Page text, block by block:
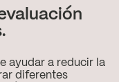
ayudar a reducir la
diferentes